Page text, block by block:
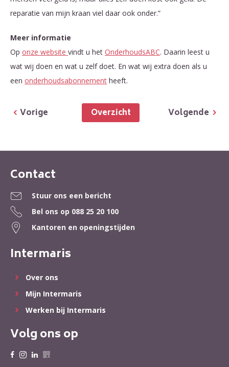
reparatie van mijn kraan viel daar ook onder.”
Meer informatie
Op onze website vindt u het OnderhoudsABC. Daarin leest u
wat wij doen en wat u zelf doet. En wat wij extra doen als u
een onderhoudsabonnement heeft.
Volgende
Overzicht
Vorige
Contactinformatie
Contact
Stuur ons een bericht
Bel ons op 088 25 20 100
Kantoren en openingstijden
Intermaris
Over ons
Mijn Intermaris
Werken bij Intermaris
Volg ons op